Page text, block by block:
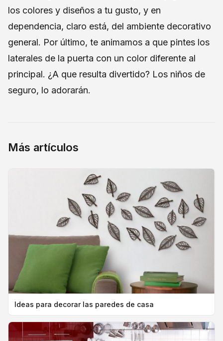
los colores y diseños a tu gusto, y en
dependencia, claro está, del ambiente decorativo
general. Por último, te animamos a que pintes los
laterales de la puerta con un color diferente al
principal. ¿A que resulta divertido? Los niños de
seguro, lo adorarán.
Más artículos
Ideas para decorar las paredes de casa